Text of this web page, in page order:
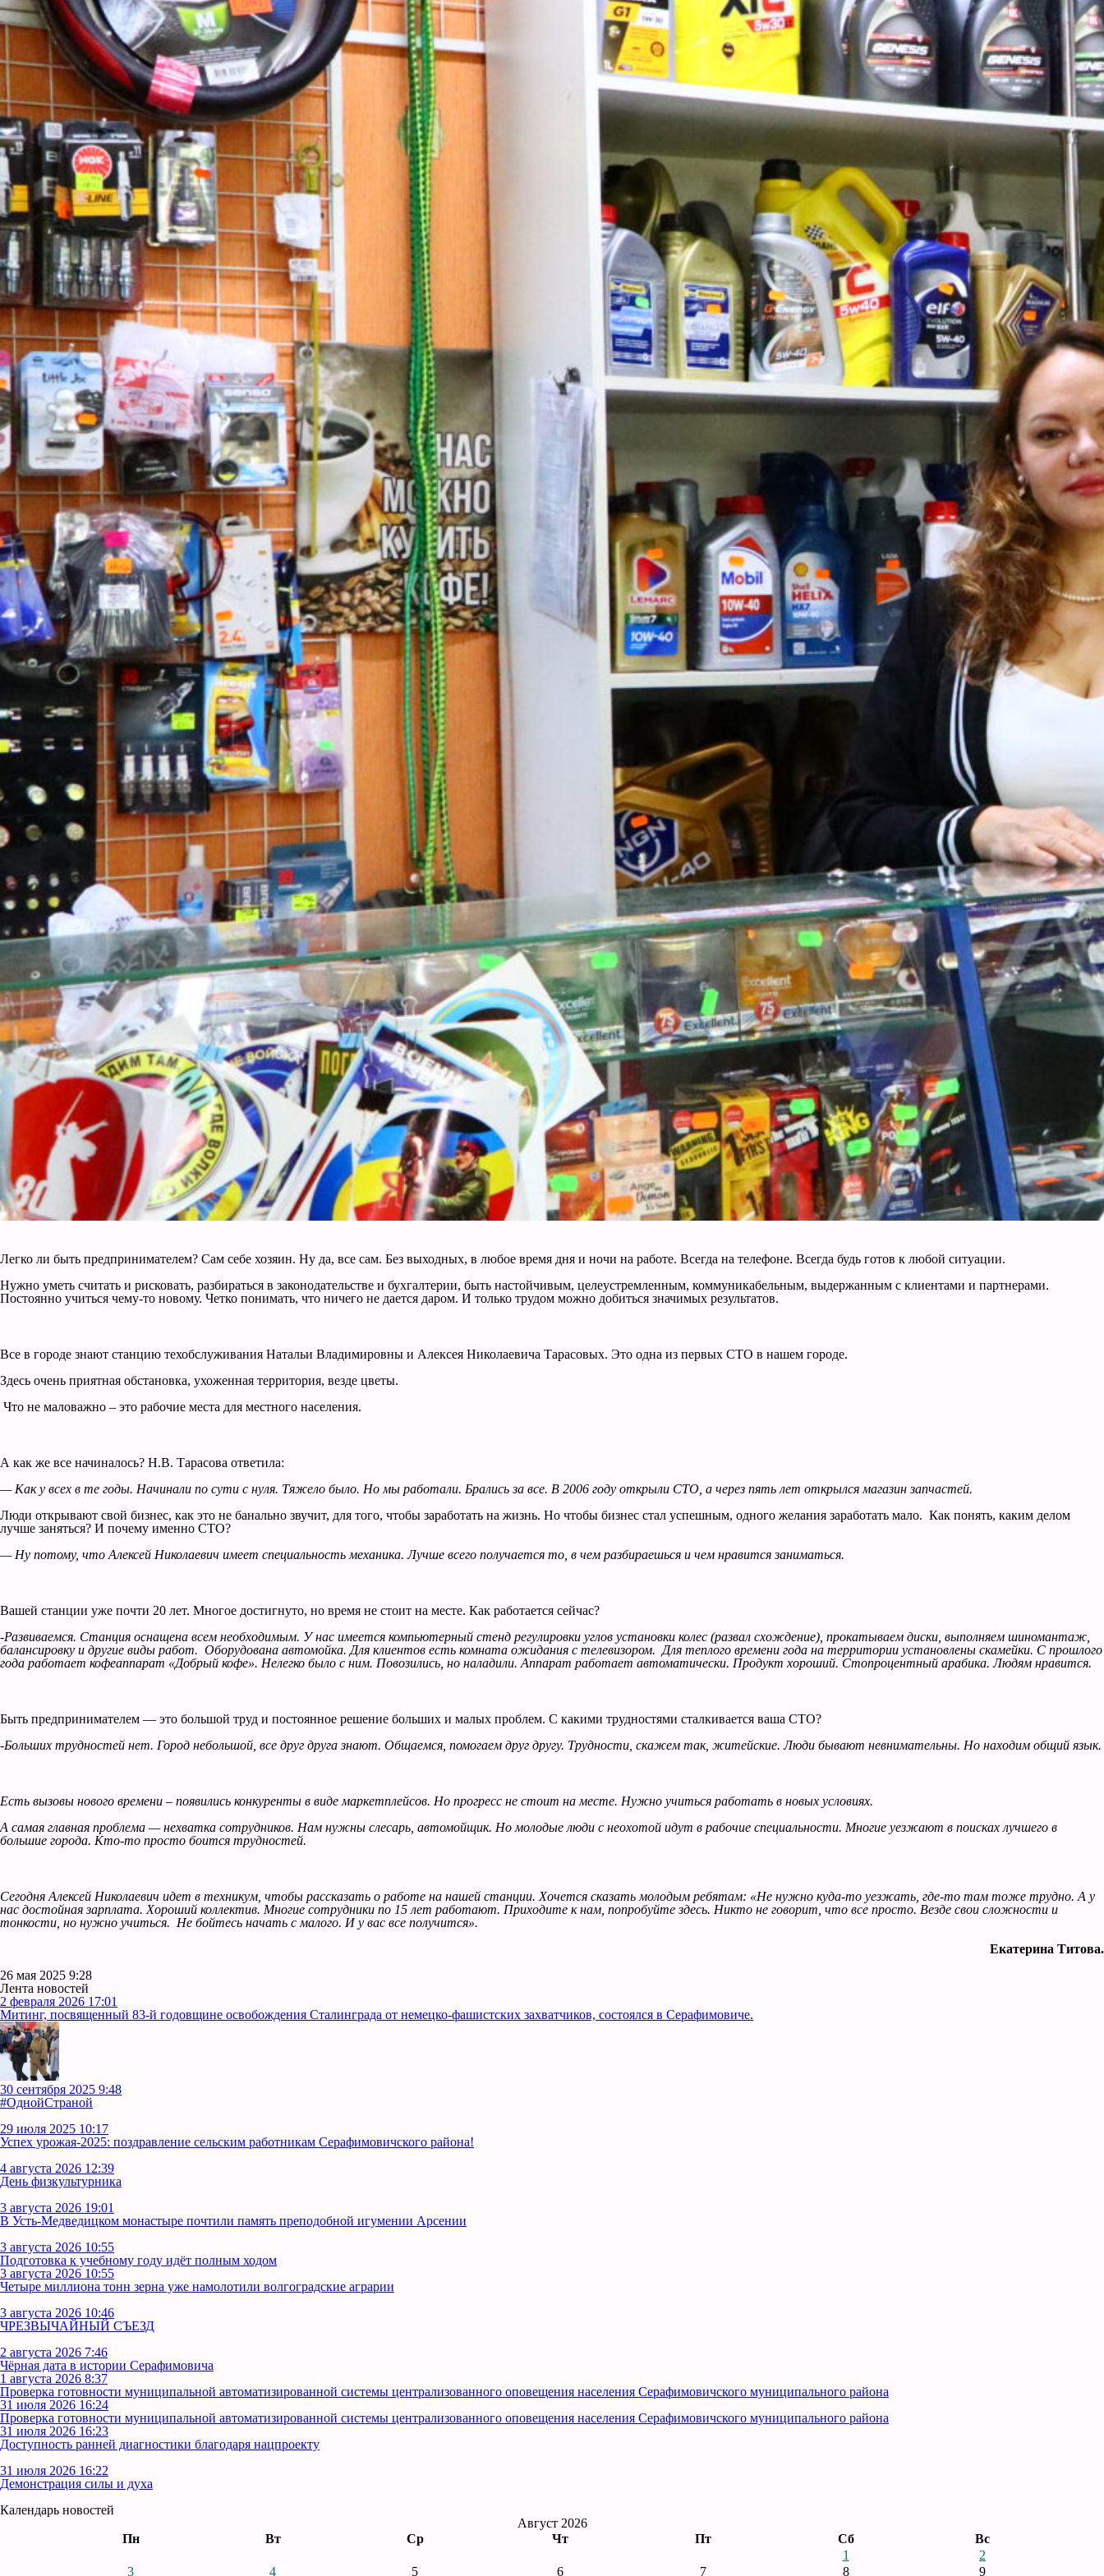
Легко ли быть предпринимателем? Сам себе хозяин. Ну да, все сам. Без выходных, в любое время дня и ночи на работе. Всегда на телефоне. Всегда будь готов к любой ситуации.
Нужно уметь считать и рисковать, разбираться в законодательстве и бухгалтерии, быть настойчивым, целеустремленным, коммуникабельным, выдержанным с клиентами и партнерами.
Постоянно учиться чему-то новому. Четко понимать, что ничего не дается даром. И только трудом можно добиться значимых результатов.
Все в городе знают станцию техобслуживания Натальи Владимировны и Алексея Николаевича Тарасовых. Это одна из первых СТО в нашем городе.
Здесь очень приятная обстановка, ухоженная территория, везде цветы.
Что не маловажно – это рабочие места для местного населения.
А как же все начиналось? Н.В. Тарасова ответила:
— Как у всех в те годы. Начинали по сути с нуля. Тяжело было. Но мы работали. Брались за все. В 2006 году открыли СТО, а через пять лет открылся магазин запчастей.
Люди открывают свой бизнес, как это не банально звучит, для того, чтобы заработать на жизнь. Но чтобы бизнес стал успешным, одного желания заработать мало. Как понять, каким делом
лучше заняться? И почему именно СТО?
— Ну потому, что Алексей Николаевич имеет специальность механика. Лучше всего получается то, в чем разбираешься и чем нравится заниматься.
Вашей станции уже почти 20 лет. Многое достигнуто, но время не стоит на месте. Как работается сейчас?
-Развиваемся. Станция оснащена всем необходимым. У нас имеется компьютерный стенд регулировки углов установки колес (развал схождение), прокатываем диски, выполняем шиномантаж,
балансировку и другие виды работ. Оборудована автомойка. Для клиентов есть комната ожидания с телевизором. Для теплого времени года на территории установлены скамейки. С прошлого
года работает кофеаппарат «Добрый кофе». Нелегко было с ним. Повозились, но наладили. Аппарат работает автоматически. Продукт хороший. Стопроцентный арабика. Людям нравится.
Быть предпринимателем — это большой труд и постоянное решение больших и малых проблем. С какими трудностями сталкивается ваша СТО?
-Больших трудностей нет. Город небольшой, все друг друга знают. Общаемся, помогаем друг другу. Трудности, скажем так, житейские. Люди бывают невнимательны. Но находим общий язык.
Есть вызовы нового времени – появились конкуренты в виде маркетплейсов. Но прогресс не стоит на месте. Нужно учиться работать в новых условиях.
А самая главная проблема — нехватка сотрудников. Нам нужны слесарь, автомойщик. Но молодые люди с неохотой идут в рабочие специальности. Многие уезжают в поисках лучшего в
большие города. Кто-то просто боится трудностей.
Сегодня Алексей Николаевич идет в техникум, чтобы рассказать о работе на нашей станции. Хочется сказать молодым ребятам: «Не нужно куда-то уезжать, где-то там тоже трудно. А у
нас достойная зарплата. Хороший коллектив. Многие сотрудники по 15 лет работают. Приходите к нам, попробуйте здесь. Никто не говорит, что все просто. Везде свои сложности и
тонкости, но нужно учиться. Не бойтесь начать с малого. И у вас все получится».
Екатерина Титова.
26 мая 2025 9:28
Лента новостей
2 февраля 2026 17:01
Митинг, посвященный 83-й годовщине освобождения Сталинграда от немецко-фашистских захватчиков, состоялся в Серафимовиче.
30 сентября 2025 9:48
#ОднойСтраной
29 июля 2025 10:17
Успех урожая-2025: поздравление сельским работникам Серафимовичского района!
4 августа 2026 12:39
День физкультурника
3 августа 2026 19:01
В Усть‑Медведицком монастыре почтили память преподобной игумении Арсении
3 августа 2026 10:55
Подготовка к учебному году идёт полным ходом
3 августа 2026 10:55
Четыре миллиона тонн зерна уже намолотили волгоградские аграрии
3 августа 2026 10:46
ЧРЕЗВЫЧАЙНЫЙ СЪЕЗД
2 августа 2026 7:46
Чёрная дата в истории Серафимовича
1 августа 2026 8:37
Проверка готовности муниципальной автоматизированной системы централизованного оповещения населения Серафимовичского муниципального района
31 июля 2026 16:24
Проверка готовности муниципальной автоматизированной системы централизованного оповещения населения Серафимовичского муниципального района
31 июля 2026 16:23
Доступность ранней диагностики благодаря нацпроекту
31 июля 2026 16:22
Демонстрация силы и духа
Календарь новостей
Август 2026
Пн
Вт Ср Чт Пт Сб
Вс
1
2
3
4 5 6 7 8 9